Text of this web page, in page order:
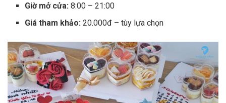
Giờ mở cửa: 8:00 – 21:00
Giá tham khảo: 20.000đ – tùy lựa chọn